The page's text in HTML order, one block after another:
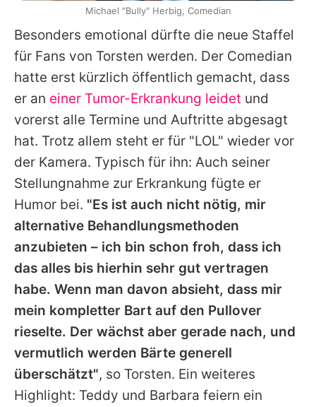
Besonders emotional dürfte die neue Staffel
für Fans von Torsten werden. Der Comedian
hatte erst kürzlich öffentlich gemacht, dass
er an einer Tumor-Erkrankung leidet und
vorerst alle Termine und Auftritte abgesagt
hat. Trotz allem steht er für "LOL" wieder vor
der Kamera. Typisch für ihn: Auch seiner
Stellungnahme zur Erkrankung fügte er
Humor bei. "Es ist auch nicht nötig, mir
alternative Behandlungsmethoden
anzubieten – ich bin schon froh, dass ich
das alles bis hierhin sehr gut vertragen
habe. Wenn man davon absieht, dass mir
mein kompletter Bart auf den Pullover
rieselte. Der wächst aber gerade nach, und
vermutlich werden Bärte generell
überschätzt", so Torsten. Ein weiteres
Highlight: Teddy und Barbara feiern ein
Michael "Bully" Herbig, Comedian